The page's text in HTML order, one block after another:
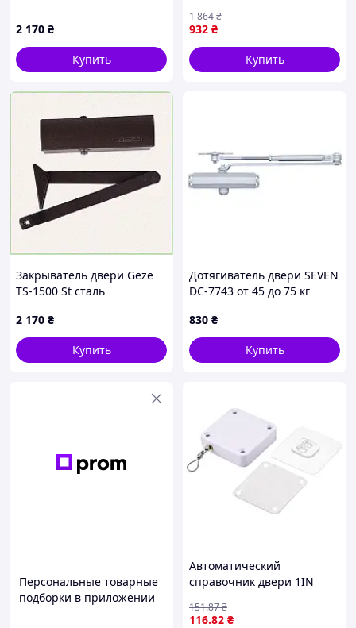
2 170 ₴
Купить
уличный, Доводчик для
входных дверей, MTS
932 ₴
1 864₴
Купить
Закрыватель двери Geze
TS-1500 St сталь
2 170 ₴
Купить
Дотягиватель двери SEVEN
DC-7743 от 45 до 75 кг
830 ₴
Купить
Персональные товарные
подборки в приложении
Автоматический
справочник двери 1IN
116.82 ₴
151.87₴